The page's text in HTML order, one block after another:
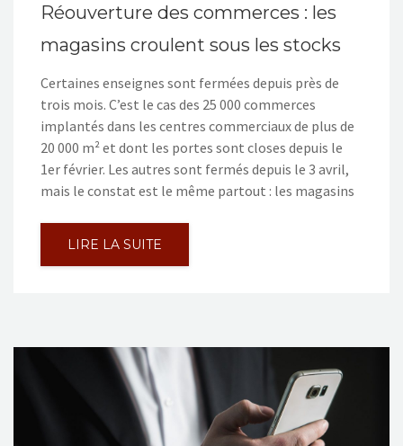
Réouverture des commerces : les
magasins croulent sous les stocks
Certaines enseignes sont fermées depuis près de
trois mois. C’est le cas des 25 000 commerces
implantés dans les centres commerciaux de plus de
20 000 m² et dont les portes sont closes depuis le
1er février. Les autres sont fermés depuis le 3 avril,
mais le constat est le même partout : les magasins
LIRE LA SUITE